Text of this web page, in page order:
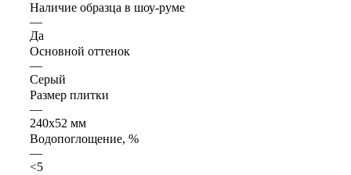
Наличие образца в шоу-руме
—
Да
Основной оттенок
—
Серый
Размер плитки
—
240x52 мм
Водопоглощение, %
—
<5